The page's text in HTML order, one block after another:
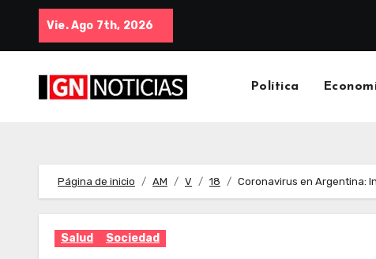
Vie. Ago 7th, 2026
Política
Página de inicio AM V 18 Coronavirus en Argentina:
Salud Sociedad